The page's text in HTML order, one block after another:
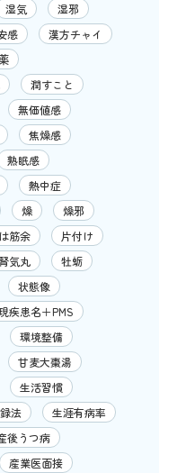
湿気
湿邪
感
漢方チャイ
潤すこと
無価値感
焦燥感
熟眠感
熱中症
燥
燥邪
筋余
片付け
気丸
牡蛎
状態像
疾患名＋PMS
環境整備
甘麦大棗湯
生活習慣
法
生涯有病率
後うつ病
産業医面接